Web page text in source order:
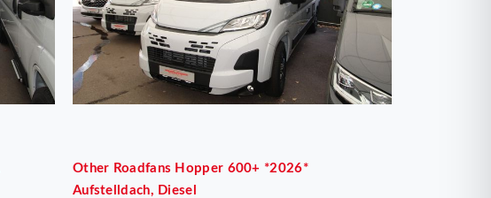
Other Roadfans Hopper 600+ *2026*
Aufstelldach, Diesel